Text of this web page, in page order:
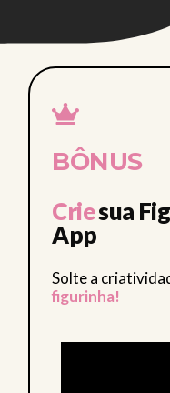
BÔNUS
Criesua
App
Solte a
figurinha!